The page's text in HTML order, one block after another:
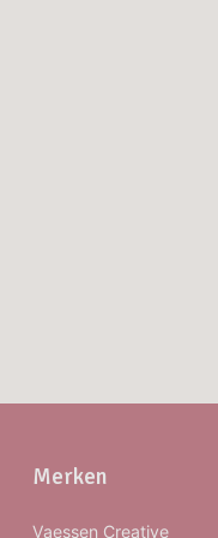
Merken
Vaessen Creative